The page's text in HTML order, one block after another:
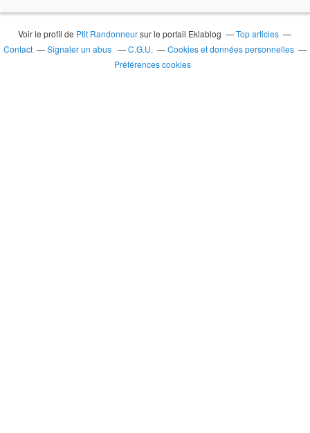
Voir le profil de Ptit Randonneursur le portail Eklablog
Top articles
Contact
Signaler un abus C.G.U.
Cookies et données personnelles
Préférences cookies